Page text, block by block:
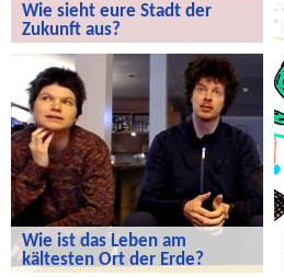
Wie sieht eure Stadt der
Zukunft aus?
Wie ist das Leben am
kältesten Ort der Erde?